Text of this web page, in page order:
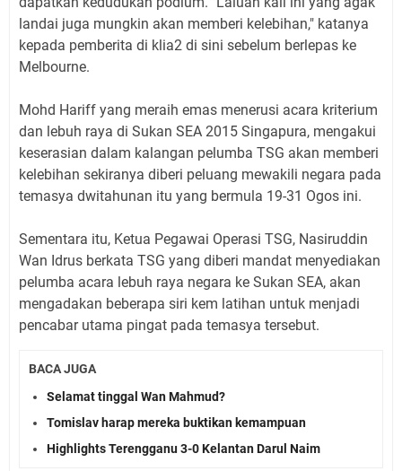
landai juga mungkin akan memberi kelebihan," katanya
kepada pemberita di klia2 di sini sebelum berlepas ke
Melbourne.
Mohd Hariff yang meraih emas menerusi acara kriterium
dan lebuh raya di Sukan SEA 2015 Singapura, mengakui
keserasian dalam kalangan pelumba TSG akan memberi
kelebihan sekiranya diberi peluang mewakili negara pada
temasya dwitahunan itu yang bermula 19-31 Ogos ini.
Sementara itu, Ketua Pegawai Operasi TSG, Nasiruddin
Wan Idrus berkata TSG yang diberi mandat menyediakan
pelumba acara lebuh raya negara ke Sukan SEA, akan
mengadakan beberapa siri kem latihan untuk menjadi
pencabar utama pingat pada temasya tersebut.
BACA JUGA
Selamat tinggal Wan Mahmud?
Tomislav harap mereka buktikan kemampuan
Highlights Terengganu 3-0 Kelantan Darul Naim